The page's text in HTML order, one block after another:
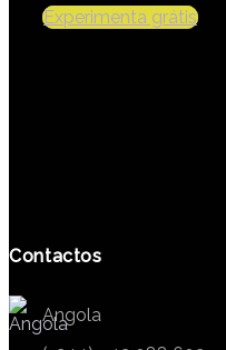
Experimenta grátis
Contactos
Angola